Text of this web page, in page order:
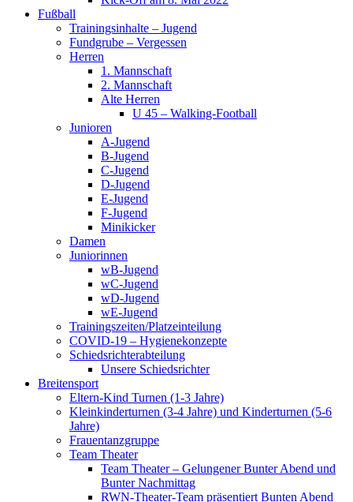
Fußball
Trainingsinhalte – Jugend
Fundgrube – Vergessen
Herren
1. Mannschaft
2. Mannschaft
Alte Herren
U 45 – Walking-Football
Junioren
A-Jugend
B-Jugend
C-Jugend
D-Jugend
E-Jugend
F-Jugend
Minikicker
Damen
Juniorinnen
wB-Jugend
wC-Jugend
wD-Jugend
wE-Jugend
Trainingszeiten/Platzeinteilung
COVID-19 – Hygienekonzepte
Schiedsrichterabteilung
Unsere Schiedsrichter
Breitensport
Eltern-Kind Turnen (1-3 Jahre)
Kleinkinderturnen (3-4 Jahre) und Kinderturnen (5-6
Jahre)
Frauentanzgruppe
Team Theater
Team Theater – Gelungener Bunter Abend und
Bunter Nachmittag
RWN-Theater-Team präsentiert Bunten Abend